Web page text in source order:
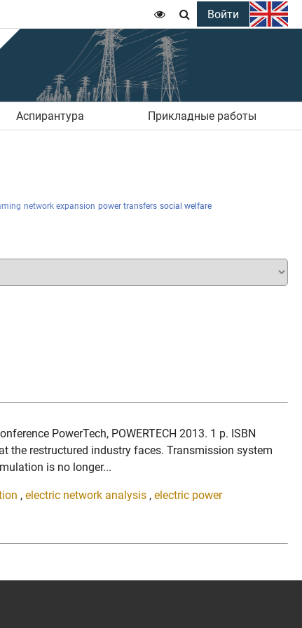
  Войти
Аспирантура Прикладные работы
network expansion power transfers social welfare
PowerTech, POWERTECH 2013. 1 p. ISBN
the restructured industry faces. Transmission system
is no longer...
, electric network analysis , electric power